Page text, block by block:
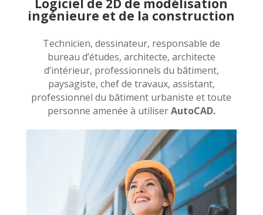
Logiciel de 2D de modélisation
ingénieure et de la construction
Technicien, dessinateur, responsable de
bureau d’études, architecte, architecte
d’intérieur, professionnels du bâtiment,
paysagiste, chef de travaux, assistant,
professionnel du bâtiment urbaniste et toute
personne amenée à utiliserAutoCAD.